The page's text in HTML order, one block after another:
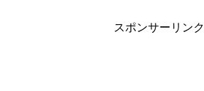
スポンサーリンク